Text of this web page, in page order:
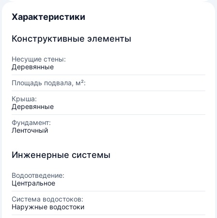
Характеристики
Конструктивные элементы
Несущие стены:
Деревянные
Площадь подвала, м²:
Крыша:
Деревянные
Фундамент:
Ленточный
Инженерные системы
Водоотведение:
Центральное
Система водостоков:
Наружные водостоки